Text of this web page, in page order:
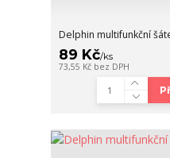
Delphin multifunkční
89 Kč/ks
73,55 Kč bez DPH